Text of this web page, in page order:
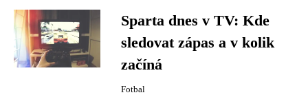
Sparta dnes v TV: Kde
sledovat zápas a v kolik
začíná
Fotbal